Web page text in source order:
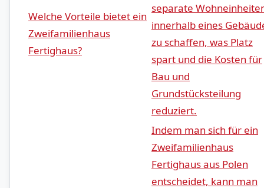
Welche Vorteile bietet ein
Zweifamilienhaus
Fertighaus?
separate
innerhalb eines
zu ⁣schaffen, ​was‍ Platz
⁢spart und die ‍Kosten für
Bau und​
Grundstücksteilung
reduziert.
Indem man sich⁤ für⁢ ein
⁣Zweifamilienhaus
Fertighaus aus‍ Polen⁤
entscheidet, kann‌ man